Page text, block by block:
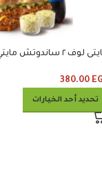
380.00
تحديد أحد الخيارات